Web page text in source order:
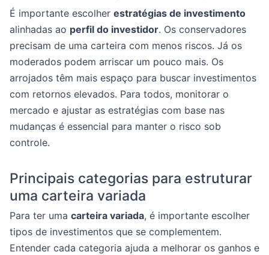
É importante escolher estratégias de investimento
alinhadas ao perfil do investidor. Os conservadores
precisam de uma carteira com menos riscos. Já os
moderados podem arriscar um pouco mais. Os
arrojados têm mais espaço para buscar investimentos
com retornos elevados. Para todos, monitorar o
mercado e ajustar as estratégias com base nas
mudanças é essencial para manter o risco sob
controle.
Principais categorias para estruturar
uma carteira variada
Para ter uma carteira variada, é importante escolher
tipos de investimentos que se complementem.
Entender cada categoria ajuda a melhorar os ganhos e